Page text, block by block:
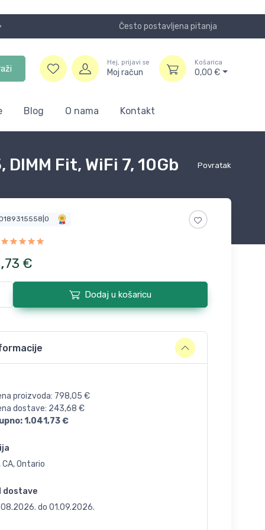
Često postavljena pitanja
Hej, prijavi se
Moj račun
Košarica
0,00 €
Blog O nama Kontakt
Povratak
Fit, WiFi 7, 10Gb
,73 €
Dodaj u košaricu
proizvoda: 798,05 €
dostave: 243,68 €
1.041,73€
CA, Ontario
dostave
do 01.09.2026.